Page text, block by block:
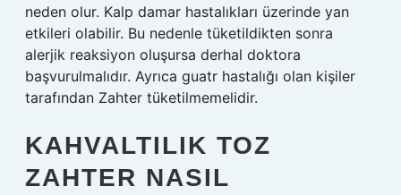
neden olur. Kalp damar hastalıkları üzerinde yan
etkileri olabilir. Bu nedenle tüketildikten sonra
alerjik reaksiyon oluşursa derhal doktora
başvurulmalıdır. Ayrıca guatr hastalığı olan kişiler
tarafından Zahter tüketilmemelidir.
KAHVALTILIK TOZ
ZAHTER NASIL